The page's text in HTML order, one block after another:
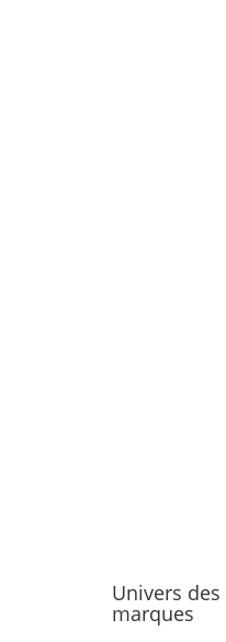
Univers des
marques